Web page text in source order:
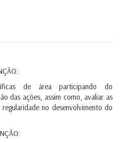
de área participando do
das ações, assim como, avaliar as
no desenvolvimento do